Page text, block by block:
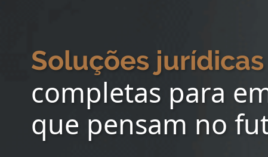
Soluções jurídicas
completas para
que pensam no